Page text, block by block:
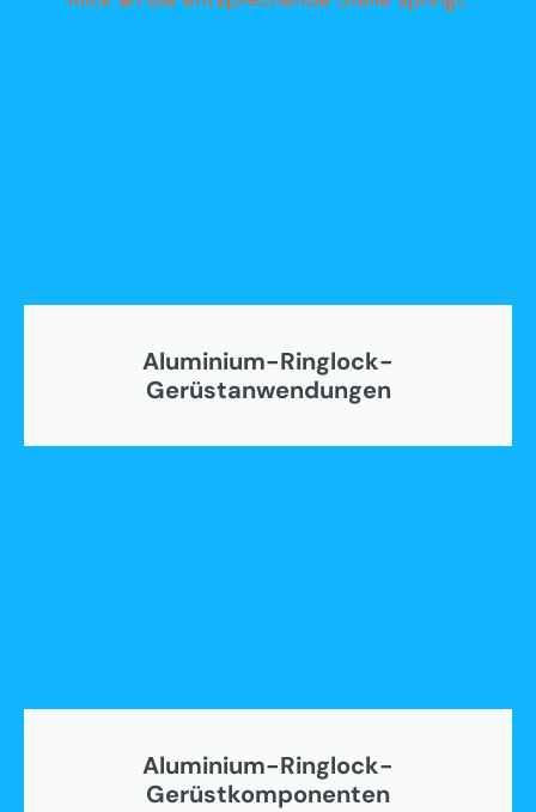
Aluminium-Ringlock-
Gerüstanwendungen
Aluminium-Ringlock-
Gerüstkomponenten